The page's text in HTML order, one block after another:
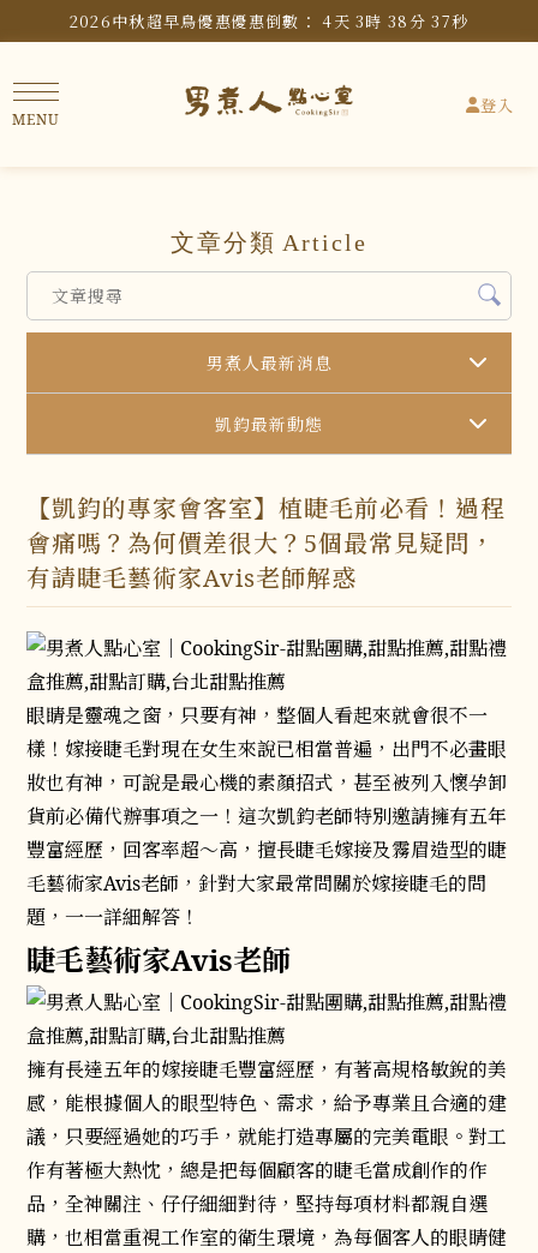
2026中秋超早鳥優惠優惠倒數： 4天 3時 38分 36秒
登入
文章分類 Article
男煮人最新消息
凱鈞最新動態
【凱鈞的專家會客室】植睫毛前必看！過程
會痛嗎？為何價差很大？5個最常見疑問，
有請睫毛藝術家Avis老師解惑
眼睛是靈魂之窗，只要有神，整個人看起來就會很不一
樣！嫁接睫毛對現在女生來說已相當普遍，出門不必畫眼
妝也有神，可說是最心機的素顏招式，甚至被列入懷孕卸
貨前必備代辦事項之一！這次凱鈞老師特別邀請擁有五年
豐富經歷，回客率超～高，擅長睫毛嫁接及霧眉造型的睫
毛藝術家Avis老師，針對大家最常問關於嫁接睫毛的問
題，一一詳細解答！
睫毛藝術家Avis老師
擁有長達五年的嫁接睫毛豐富經歷，有著高規格敏銳的美
感，能根據個人的眼型特色、需求，給予專業且合適的建
議，只要經過她的巧手，就能打造專屬的完美電眼。對工
作有著極大熱忱，總是把每個顧客的睫毛當成創作的作
品，全神關注、仔仔細細對待，堅持每項材料都親自選
購，也相當重視工作室的衛生環境，為每個客人的眼睛健